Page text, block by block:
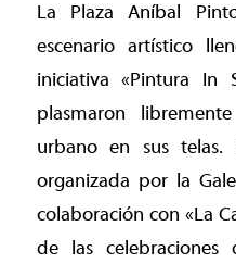
La Plaza Aníbal
escenario artístico
iniciativa «Pintura In
plasmaron
urbano en sus telas.
organizada por la
colaboración con «La
de las celebraciones